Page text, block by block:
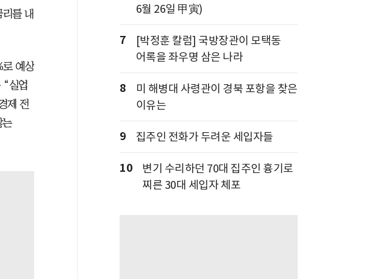
를 내
로 예상
“실업
제 전
는
6월 26일 甲寅)
7
[박정훈 칼럼] 국방장관이 모택동
어록을 좌우명 삼은 나라
8
미 해병대 사령관이 경북 포항을 찾은
이유는
9 집주인 전화가 두려운 세입자들
10
변기 수리하던 70대 집주인 흉기로
찌른 30대 세입자 체포